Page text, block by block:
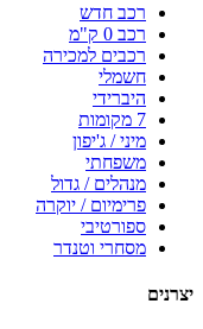
רכב חדש
רכב 0 ק"מ
רכבים למכירה
חשמלי
היברידי
7 מקומות
מיני / ג'יפון
משפחתי
מנהלים / גדול
פרימיום / יוקרה
ספורטיבי
מסחרי וטנדר
יצרנים